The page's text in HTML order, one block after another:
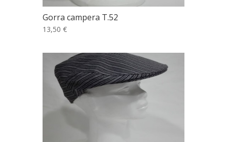
Gorra campera T.52
13,50 €